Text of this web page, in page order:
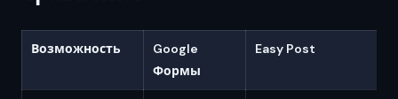
Возможность
Google
Формы
Easy Post